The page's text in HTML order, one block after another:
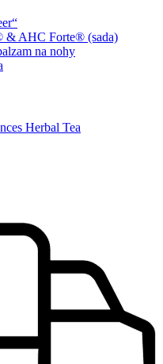
& AHC Forte® (sada)
na nohy
Herbal Tea